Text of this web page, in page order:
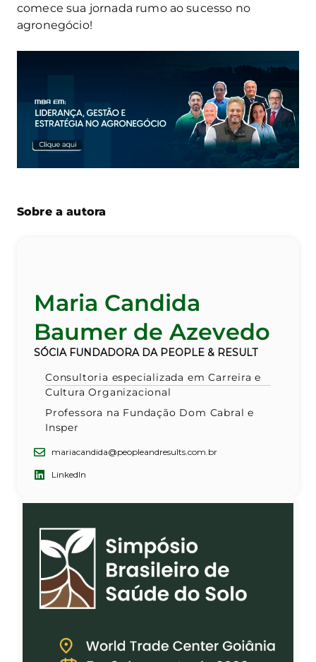
comece sua jornada rumo ao sucesso no
agronegócio!
Sobre a autora
Maria Candida
Baumer de Azevedo
SÓCIA FUNDADORA DA PEOPLE & RESULT
Consultoria especializada em Carreira e
Cultura Organizacional
Professora na Fundação Dom Cabral e
Insper
mariacandida@peopleandresults.com.br
LinkedIn